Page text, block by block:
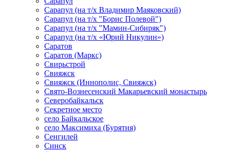
Сарапул (на т/х Владимир Маяковский)
Сарапул (на т/х "Борис Полевой")
Сарапул (на т/х "Мамин-Сибиряк")
Сарапул (на т/х «Юрий Никулин»)
Саратов
Саратов (Маркс)
Свирьстрой
Свияжск
Свияжск (Иннополис, Свияжск)
Свято-Вознесенский Макарьевский монастырь
Северобайкальск
Секретное место
село Байкальское
село Максимиха (Бурятия)
Сенгилей
Синск